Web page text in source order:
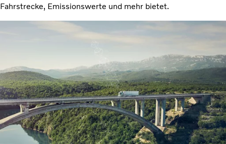
Fahrstrecke, Emissionswerte und mehr bietet.